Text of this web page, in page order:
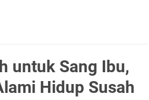
untuk Sang Ibu,
Hidup Susah